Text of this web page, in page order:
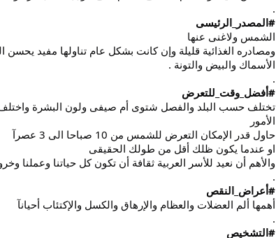
.
#المصدر_الرئيسى
الشمس ولاغنى عنها
ومصادره الغذائية قليلة وإن كانت بشكل عام تناولها مفيد
الأسماك والبيض والتونة .
.
#أفضل_وقت_للتعرض
تختلف حسب البلد والفصل شتوى أم صيفى ولون البشرة
الأمور
حاول قدر الإمكان التعرض للشمس من 10 صباحا الى 3 عصرآ
او عندما يكون ظلك أقل من طولك الحقيقى
والأهم أن نعيد للأسر العربية ثقافة أن تكون كل حياتنا وعملنا
.
#أعراض_النقص
أهمها ألم العضلات والعظام والإرهاق والكسل والإكتئاب أحيانآ
.
#التشخيص